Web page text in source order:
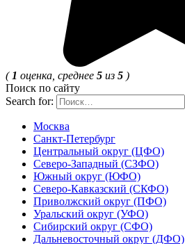
( 1 оценка, среднее 5 из 5 )
Поиск по сайту
Search for:
Москва
Санкт-Петербург
Центральный округ (ЦФО)
Северо-Западный (СЗФО)
Южный округ (ЮФО)
Северо-Кавказский (СКФО)
Приволжский округ (ПФО)
Уральский округ (УФО)
Сибирский округ (СФО)
Дальневосточный округ (ДФО)